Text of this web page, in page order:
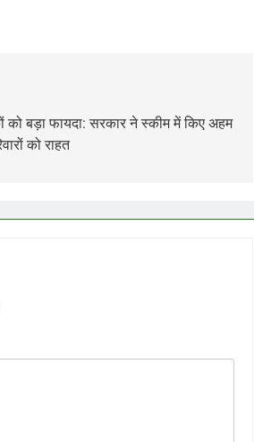
को बड़ा फायदा: सरकार ने स्कीम में किए अहम
को राहत